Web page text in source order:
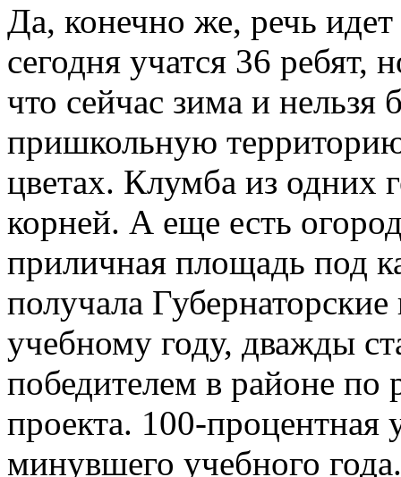
Да, конечно же, речь
сегодня учатся 36
что сейчас зима и нельзя
пришкольную
цветах. Клумба из одних
корней. А еще есть
приличная площадь под
получала
учебному году, дважды
победителем в районе по
проекта. 100-процентная
минувшего учебного года.